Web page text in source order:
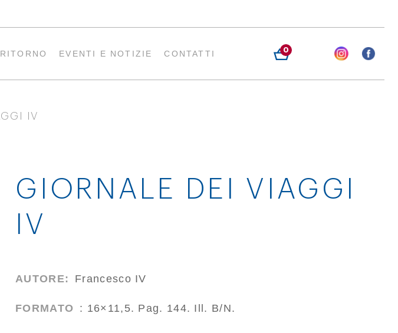
EVENTI E NOTIZIE CONTATTI 0
IV
GIORNALE DEI VIAGGI
IV
AUTORE: Francesco IV
FORMATO : 16×11,5. Pag. 144. Ill. B/N.